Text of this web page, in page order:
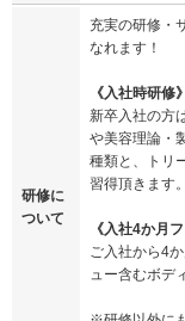
研修に
ついて
充実の研修・
なれます！
《入社時研修》
新卒入社の方
や美容理論・
種類と、トリ
習得頂きます。
《入社4か月
ご入社から4
ュー含むボデ